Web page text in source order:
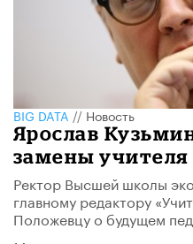
BIG DATA//Новость
Ярослав
замены
Ректор Высшей школы
главному редактору
Положевцу о будущем